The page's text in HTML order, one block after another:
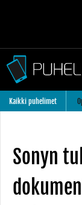
Kaikki puhelimet
Sonyn